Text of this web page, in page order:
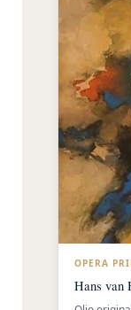
OPERA
Hans van